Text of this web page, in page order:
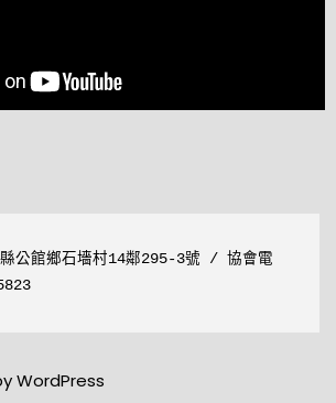
公館鄉石墻村14鄰295-3號 / 協會電
WordPress